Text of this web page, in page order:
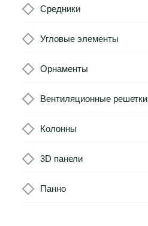
Средники
Угловые элементы
Орнаменты
Вентиляционные решетки
Колонны
3D панели
Панно